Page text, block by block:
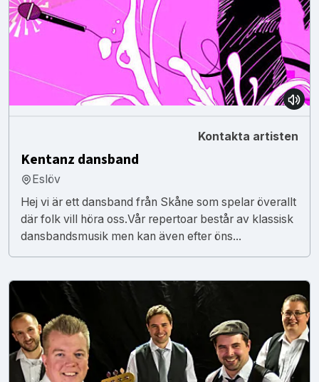
Kontakta artisten
Kentanz dansband
Eslöv
Hej vi är ett dansband från Skåne som spelar överallt
där folk vill höra oss.Vår repertoar består av klassisk
dansbandsmusik men kan även efter öns...